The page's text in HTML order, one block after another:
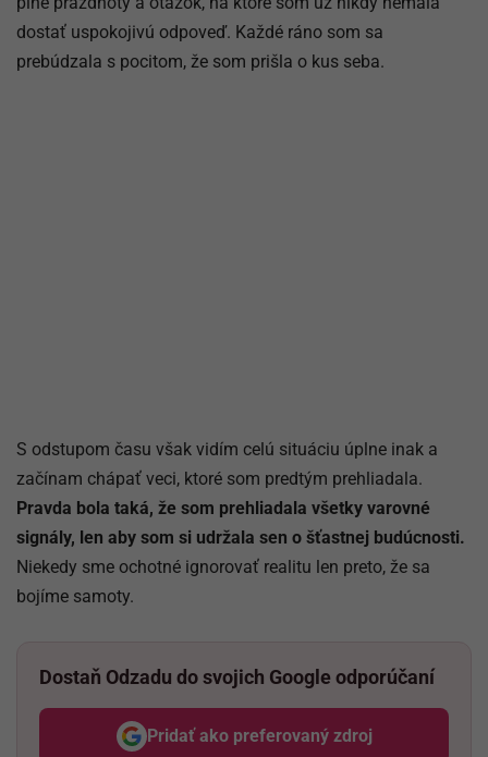
dostať uspokojivú odpoveď. Každé ráno som sa
prebúdzala s pocitom, že som prišla o kus seba.
S odstupom času však vidím celú situáciu úplne inak a
začínam chápať veci, ktoré som predtým prehliadala.
Pravda bola taká, že som prehliadala všetky varovné
signály, len aby som si udržala sen o šťastnej budúcnosti.
Niekedy sme ochotné ignorovať realitu len preto, že sa
bojíme samoty.
Dostaň Odzadu do svojich Google odporúčaní
Pridať ako preferovaný zdroj
Odzadu, odkaz sa otvorí v